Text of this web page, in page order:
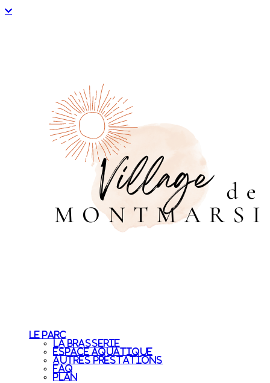
Le Parc
La Brasserie
Espace aquatique
Autres prestations
FAQ
Plan